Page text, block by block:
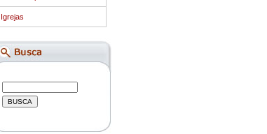
Igrejas